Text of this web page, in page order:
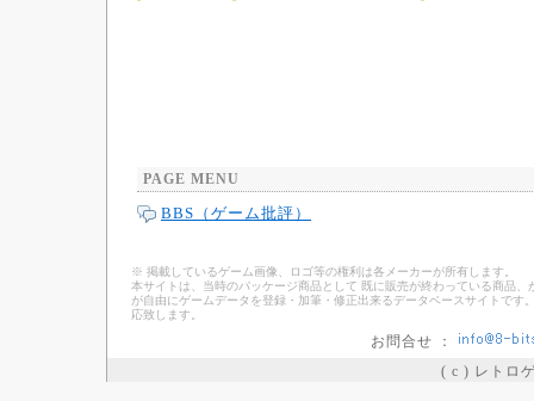
PAGE MENU
BBS（ゲーム批評）
※ 掲載しているゲーム画像、ロゴ等の権利は各メーカーが所有します。
本サイトは、当時のパッケージ商品として 既に販売が終わっている商品
が自由にゲームデータを登録・加筆・修正出来るデータベースサイトで
応致します。
お問合せ ：
( c ) レトロ